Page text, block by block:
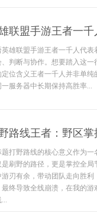
联盟手游王者一千
英雄联盟手游王者一千人代
、判断与协作。想要踏入这
定位含义王者一千人并非单
一服务器中长期保持高胜率...
路线王者：野区
题打野路线的核心意义作为
是刷野的路径，更是掌控全
游刃有余，带动团队走向胜
最终导致全线崩溃，在我的